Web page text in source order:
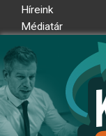
Híreink
Médiatár
Adatkezelési
Átláthatósági
Ugrás az oldal